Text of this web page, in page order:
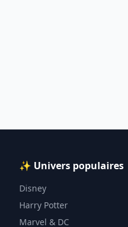
✨ Univers populaires
Disney
Harry Potter
Marvel & DC